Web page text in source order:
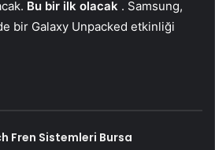
Bu bir ilk olacak . Samsung,
bir Galaxy Unpacked etkinliği
Fren Sistemleri Bursa